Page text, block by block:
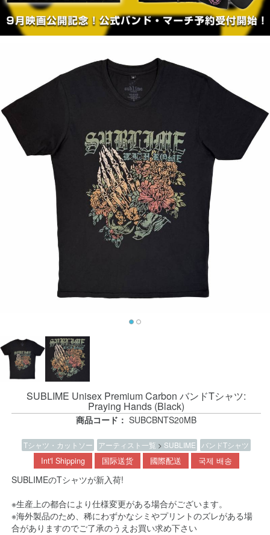
SUBLIME Unisex Premium Carbon バンドTシャツ:
Praying Hands (Black)
商品コード： SUBCBNTS20MB
Tシャツ・カットソー アーティスト一覧 > SUBLIME バンドTシャツ
Int'l Shipping 国际送货 國際配送 국제 배송
SUBLIMEのTシャツが新入荷!
※生産上の都合により仕様変更がある場合がございます。
※海外製品のため、稀にわずかなシミやプリントのズレがある場
合がありますのでご了承のうえお買い求め下さい